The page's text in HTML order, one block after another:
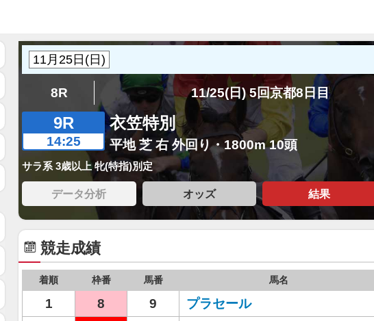
8R 11/25(日) 5回京都8日目
9R
14:25
衣笠特別
平地 芝 右 外回り・1800m 10頭
サラ系 3歳以上 牝(特指)別定
データ分析 オッズ 結果
競走成績
着順 枠番 馬番 馬名
1 8 9 プラセール